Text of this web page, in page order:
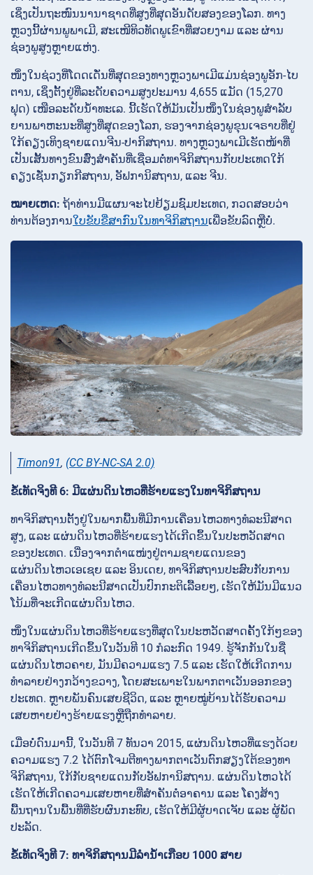
ເຊິ່ງເປັນຖະໜົນນານາຊາດທີ່ສູງທີ່ສຸດອັນດັບສອງຂອງໂລກ. ທາງ
ຫຼວງນີ້ຜ່ານພູພາເມີ, ສະເໜີທິວທັດພູເຂົາທີ່ສວຍງາມ ແລະ ຜ່ານ
ຊ່ອງພູສູງຫຼາຍແຫ່ງ.
ໜຶ່ງໃນຊ່ວງທີ່ໂດດເດັ່ນທີ່ສຸດຂອງທາງຫຼວງພາເມີແມ່ນຊ່ອງພູອັກ-ໄບ
ຕານ, ເຊິ່ງຕັ້ງຢູ່ທີ່ລະດັບຄວາມສູງປະມານ 4,655 ແມັດ (15,270
ຟຸດ) ເໜືອລະດັບນ້ຳທະເລ. ນີ້ເຮັດໃຫ້ມັນເປັນໜຶ່ງໃນຊ່ອງພູສຳລັບ
ຍານພາຫະນະທີ່ສູງທີ່ສຸດຂອງໂລກ, ຮອງຈາກຊ່ອງພູຂຸນເຈຣາບທີ່ຢູ່
ໃກ້ຄຽງເທິງຊາຍແດນຈີນ-ປາກິສຖານ. ທາງຫຼວງພາເມີເຮັດໜ້າທີ່
ເປັນເສັ້ນທາງຂົນສົ່ງສຳຄັນທີ່ເຊື່ອມຕໍ່ທາຈິກິສຖານກັບປະເທດໃກ້
ຄຽງເຊັ່ນກຽກກີສຖານ, ອັຟການິສຖານ, ແລະ ຈີນ.
ໝາຍເຫດ: ຖ້າທ່ານມີແຜນຈະໄປຢ້ຽມຊົມປະເທດ, ກວດສອບວ່າ
ທ່ານຕ້ອງການໃບຂັບຂີ່ສາກົນໃນທາຈິກິສຖານເພື່ອຂັບລົດຫຼືບໍ່.
Timon91, (CC BY-NC-SA 2.0)
ຂໍ້ເທັດຈິງທີ 6: ມີແຜ່ນດິນໄຫວທີ່ຮ້າຍແຮງໃນທາຈິກິສຖານ
ທາຈິກິສຖານຕັ້ງຢູ່ໃນພາກພື້ນທີ່ມີການເຄື່ອນໄຫວທາງທໍລະນີສາດ
ສູງ, ແລະ ແຜ່ນດິນໄຫວທີ່ຮ້າຍແຮງໄດ້ເກີດຂຶ້ນໃນປະຫວັດສາດ
ຂອງປະເທດ. ເນື່ອງຈາກຕຳແໜ່ງຢູ່ຕາມຊາຍແດນຂອງ
ແຜ່ນດິນໄຫວເອເຊຍ ແລະ ອິນເດຍ, ທາຈິກິສຖານປະສົບກັບການ
ເຄື່ອນໄຫວທາງທໍລະນີສາດເປັນປົກກະຕິເລື້ອຍໆ, ເຮັດໃຫ້ມັນມີແນວ
ໂນ້ມທີ່ຈະເກີດແຜ່ນດິນໄຫວ.
ໜຶ່ງໃນແຜ່ນດິນໄຫວທີ່ຮ້າຍແຮງທີ່ສຸດໃນປະຫວັດສາດຄັ້ງໃກ້ໆຂອງ
ທາຈິກິສຖານເກີດຂຶ້ນໃນວັນທີ 10 ກໍລະກົດ 1949. ຮູ້ຈັກກັນໃນຊື່
ແຜ່ນດິນໄຫວຄາຍ, ມັນມີຄວາມແຮງ 7.5 ແລະ ເຮັດໃຫ້ເກີດການ
ທຳລາຍຢ່າງກວ້າງຂວາງ, ໂດຍສະເພາະໃນພາກຕາເວັນອອກຂອງ
ປະເທດ. ຫຼາຍພັນຄົນເສຍຊີວິດ, ແລະ ຫຼາຍໝູ່ບ້ານໄດ້ຮັບຄວາມ
ເສຍຫາຍຢ່າງຮ້າຍແຮງຫຼືຖືກທຳລາຍ.
ເມື່ອບໍ່ດົນມານີ້, ໃນວັນທີ 7 ທັນວາ 2015, ແຜ່ນດິນໄຫວທີ່ແຮງດ້ວຍ
ຄວາມແຮງ 7.2 ໄດ້ຕົກໂຈມຕີທາງພາກຕາເວັນຕົກສຽງໃຕ້ຂອງທາ
ຈິກິສຖານ, ໃກ້ກັບຊາຍແດນກັບອັຟການິສຖານ. ແຜ່ນດິນໄຫວໄດ້
ເຮັດໃຫ້ເກີດຄວາມເສຍຫາຍທີ່ສຳຄັນຕໍ່ອາຄານ ແລະ ໂຄງສ້າງ
ພື້ນຖານໃນພື້ນທີ່ທີ່ຮັບຜົນກະທົບ, ເຮັດໃຫ້ມີຜູ້ບາດເຈັບ ແລະ ຜູ້ພັດ
ປະລັດ.
ຂໍ້ເທັດຈິງທີ 7: ທາຈິກິສຖານມີລຳນ້ຳເກືອບ 1000 ສາຍ